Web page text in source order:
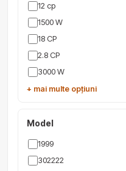
12 cp
1500 W
18 CP
2.8 CP
3000 W
+ mai multe opțiuni
Model
1999
302222